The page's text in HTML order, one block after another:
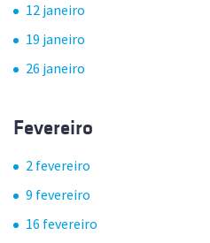
12 janeiro
19 janeiro
26 janeiro
Fevereiro
2 fevereiro
9 fevereiro
16 fevereiro